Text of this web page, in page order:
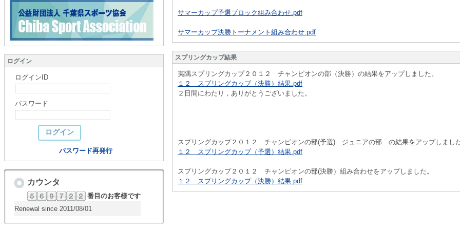
ログイン
ログインID
パスワード
パスワード再発行
カウンタ
番目のお客様です
Renewal since 2011/08/01
サマーカップ予選ブロック組み合わせ.pdf
サマーカップ決勝トーナメント組み合わせ.pdf
スプリングカップ結果
夷隅スプリングカップ２０１２ チャンピオンの部（決勝）の結果をアップしました。
１２ スプリングカップ（決勝）結果.pdf
２日間にわたり，ありがとうございました。
スプリングカップ２０１２ チャンピオンの部(予選) ジュニアの部 の結果をアップしまし
１２ スプリングカップ（予選）結果.pdf
スプリングカップ２０１２ チャンピオンの部(決勝）組み合わせをアップしました。
１２ スプリングカップ（決勝）結果.pdf